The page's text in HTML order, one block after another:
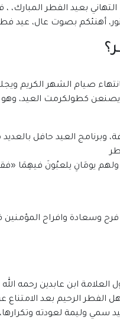
للكتب تتمني لكم ولجميع المسلمين في هذا العام
أهنئكم بصوت عال، عيد
صيام الشهر الكريم
يصنعن كطولكرمت العيد،
وبرنامج العيد حافل
يومَانِ يلعبُونَ فيهِمَا «
وسعادة وافراح المؤمنين
ابن عابدين رحمه
الفطر الرحيم بعد
سمي وليمة لعودته